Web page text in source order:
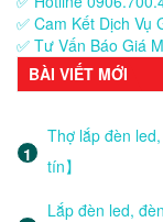
✅ Cam Kết Dịch Vụ
✅ Tư Vấn Báo Giá
BÀI VIẾT MỚI
Thợ lắp đèn
tín】
Lắp đèn led,